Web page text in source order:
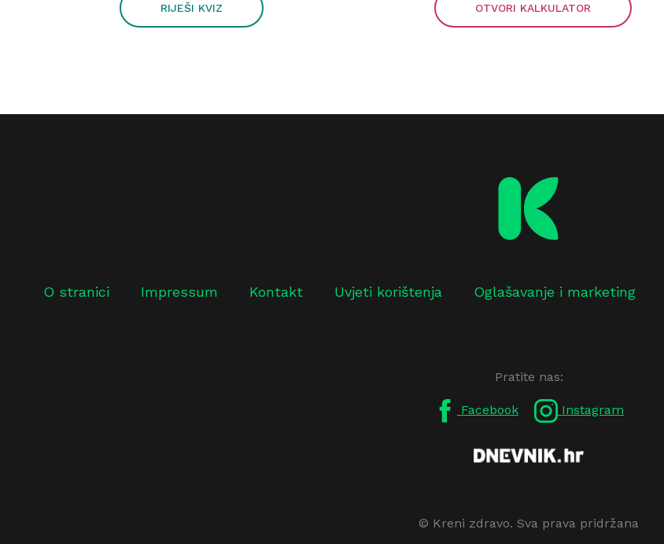
RIJEŠI KVIZ OTVORI KALKULATOR
O stranici Impressum Kontakt Uvjeti korištenja Oglašavanje i marketing
Pratite nas:
Facebook Instagram
© Kreni zdravo. Sva prava pridržana